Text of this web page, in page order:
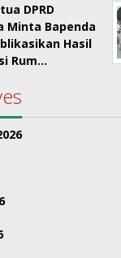
DPRD
Minta Bapenda
Hasil
Rum…